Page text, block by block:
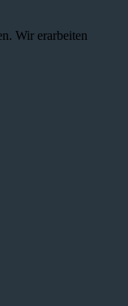
Wir erarbeiten